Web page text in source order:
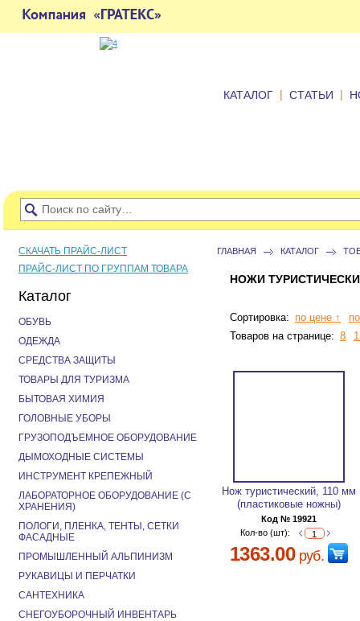
КАТАЛОГ | СТАТЬИ |
ГЛАВНАЯ КАТАЛОГ
НОЖИ
Сортировка: по цене ↑
Товаров на странице: 8
Нож туристический, 110 мм
(пластиковые ножны)
Код № 19921
Кол-во (шт):
1363.00руб.
СКАЧАТЬ ПРАЙС-ЛИСТ
ПРАЙС-ЛИСТ ПО ГРУППАМ ТОВАРА
Каталог
ОБУВЬ
ОДЕЖДА
СРЕДСТВА ЗАЩИТЫ
ТОВАРЫ ДЛЯ ТУРИЗМА
БЫТОВАЯ ХИМИЯ
ГОЛОВНЫЕ УБОРЫ
ГРУЗОПОДЪЕМНОЕ ОБОРУДОВАНИЕ
ДЫМОХОДНЫЕ СИСТЕМЫ
ИНСТРУМЕНТ КРЕПЕЖНЫЙ
ЛАБОРАТОРНОЕ ОБОРУДОВАНИЕ (С
ХРАНЕНИЯ)
ПОЛОГИ, ПЛЕНКА, ТЕНТЫ, СЕТКИ
ФАСАДНЫЕ
ПРОМЫШЛЕННЫЙ АЛЬПИНИЗМ
РУКАВИЦЫ И ПЕРЧАТКИ
САНТЕХНИКА
СНЕГОУБОРОЧНЫЙ ИНВЕНТАРЬ